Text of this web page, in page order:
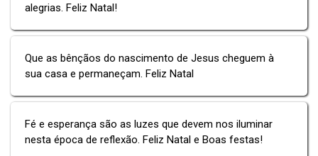
alegrias. Feliz Natal!
Que as bênçãos do nascimento de Jesus cheguem à
sua casa e permaneçam. Feliz Natal
Fé e esperança são as luzes que devem nos iluminar
nesta época de reflexão. Feliz Natal e Boas festas!